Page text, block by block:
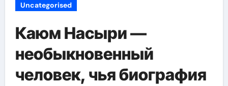
Uncategorised
Каюм Насыри —
необыкновенный
человек, чья биография